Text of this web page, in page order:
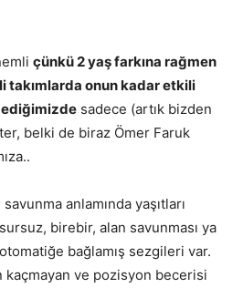
çünkü 2 yaş farkına rağmen
takımlarda onun kadar etkili
sadece (artık bizden
belki de biraz Ömer Faruk
anlamında yaşıtları
birebir, alan savunması ya
bağlamış sezgileri var.
kaçmayan ve pozisyon becerisi